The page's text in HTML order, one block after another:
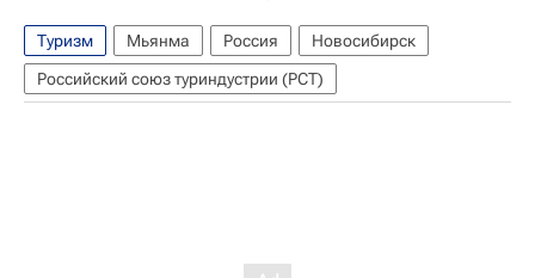
Туризм Мьянма Россия
Новосибирск
Российский союз туриндустрии (РСТ)